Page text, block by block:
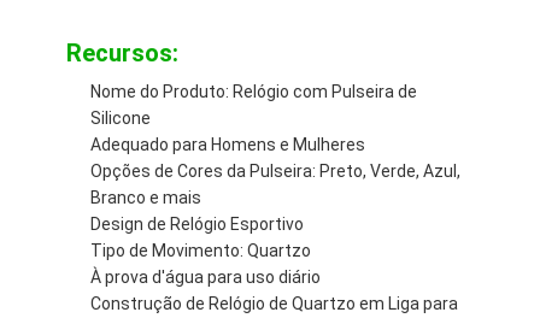
Relógio de quartzo
Relógio de quartzo para homens
relógio de quartzo
Relógio Desportivo Digital
Um relógio de casal elegante
Recursos:
Nome do Produto: Relógio com Pulseira de
Silicone
Adequado para Homens e Mulheres
Opções de Cores da Pulseira: Preto, Verde, Azul,
Branco e mais
Design de Relógio Esportivo
Tipo de Movimento: Quartzo
À prova d'água para uso diário
Construção de Relógio de Quartzo em Liga para